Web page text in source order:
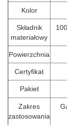
Kolor
Składnik
materiałowy
Powierzchnia
Certyfikat
Pakiet
Zakres
zastosowania